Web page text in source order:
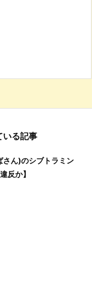
いる記事
さん)のシブトラミン
反か】